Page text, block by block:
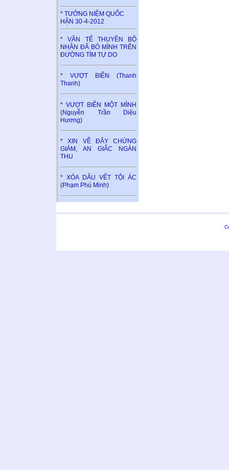
* TƯỞNG NIỆM QUỐC
HẬN 30-4-2012
* VĂN TẾ THUYỀN BỘ
NHÂN ĐÃ BỎ MÌNH TRÊN
ĐƯỜNG TÌM TỰ DO
* VƯỢT BIỂN (Thanh
Thanh)
* VƯỢT BIỂN MỘT MÌNH
(Nguyễn Trần Diệu
Hương)
* XIN VỀ ĐÂY CHỨNG
GIÁM, AN GIẤC NGÀN
THU
* XÓA DẤU VẾT TỘI ÁC
(Phạm Phú Minh)